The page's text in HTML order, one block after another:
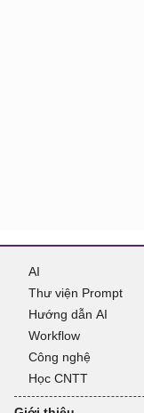
AI
Thư viện Prompt
Hướng dẫn AI
Workflow
Công nghệ
Học CNTT